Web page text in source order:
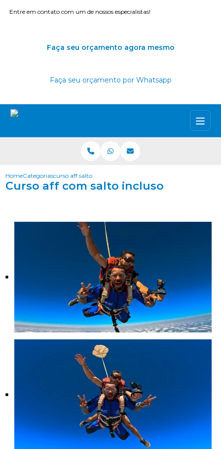
Entre em contato com um de nossos especialistas!
Faça seu orçamento agora mesmo
Faça seu orçamento por Whatsapp
HomeCategoriascurso aff salto incluso
Curso aff com salto incluso